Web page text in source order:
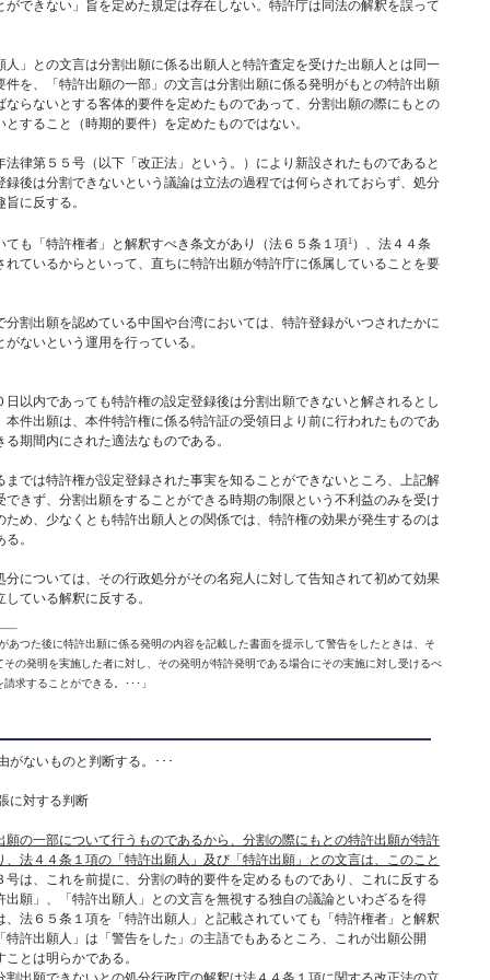
できない」旨を定めた規定は存在しない。特許庁は同法の解釈を誤って
」との文言は分割出願に係る出願人と特許査定を受けた出願人とは同一
を、「特許出願の一部」の文言は分割出願に係る発明がもとの特許出願
らないとする客体的要件を定めたものであって、分割出願の際にもとの
すること（時期的要件）を定めたものではない。
律第５５号（以下「改正法」という。）により新設されたものであると
後は分割できないという議論は立法の過程では何らされておらず、処分
に反する。
も「特許権者」と解釈すべき条文があり（法６５条１項1 ）、法４４条
ているからといって、直ちに特許出願が特許庁に係属していることを要
割出願を認めている中国や台湾においては、特許登録がいつされたかに
ないという運用を行っている。
以内であっても特許権の設定登録後は分割出願できないと解されるとし
件出願は、本件特許権に係る特許証の受領日より前に行われたものであ
期間内にされた適法なものである。
では特許権が設定登録された事実を知ることができないところ、上記解
きず、分割出願をすることができる時期の制限という不利益のみを受け
め、少なくとも特許出願人との関係では、特許権の効果が発生するのは
。
については、その行政処分がその名宛人に対して告知されて初めて効果
ている解釈に反する。
つた後に特許出願に係る発明の内容を記載した書面を提示して警告をしたときは、そ
の発明を実施した者に対し、その発明が特許発明である場合にその実施に対し受けるべ
求することができる。･･･」
がないものと判断する。･･･
に対する判断
の一部について行うものであるから、分割の際にもとの特許出願が特許
法４４条１項の「特許出願人」及び「特許出願」との文言は、このこと
号は、これを前提に、分割の時的要件を定めるものであり、これに反する
願」、「特許出願人」との文言を無視する独自の議論といわざるを得
法６５条１項を「特許出願人」と記載されていても「特許権者」と解釈
許出願人」は「警告をした」の主語でもあるところ、これが出願公開
とは明らかである。